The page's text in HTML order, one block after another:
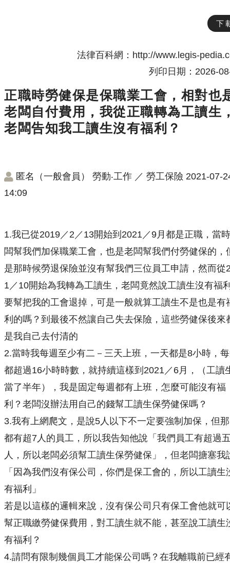
下
法律百科網：http://www.legis-
列印日期：2026-
正職時勞健保是保職業工會，相對也
老闆自付費用，我從正職轉為工讀生
老闆告知我工讀生沒有福利？
匿名（一般會員） 勞動‧工作 ／ 勞工保險 2021-07-
14:09
1.我已從2019／2／13開始到2021／9月都是正職，當
闆幫我們加保職業工會，也是老闆幫我們付勞健保的，
是那時候勞退保險並沒有幫我們三位員工申請，然而從
1／10開始為我轉為工讀生，老闆竟然說工讀生沒有福
要幫把我的工會退掉，可是一般就算工讀生不是也是有
利的嗎？到最後不然讓自己失去保險，這些勞健保後來
是我自己去付清的
2.當時我每週至少有二－三天上班，一天都是8小時，
都超過16小時時數，就持續這樣到2021／6月，（工讀
當了半年），我是固定每週都有上班，怎麼可能沒有福
利？老闆沒辦法用自己的錢幫工讀生保勞健保嗎？
3.我有上網爬文，是說5人以下不一定要強制加保，但
都有超7人的員工，所以我告知他說「我們員工有超過
人，所以老闆必須幫工讀生保勞健保」，但老闆搪塞我
「因為我們沒有保公司，你們是保工會的，所以工讀生
有福利」
若是以這樣的邏輯來說，沒有保公司只有保工會他就可
幫正職繳勞健保費用，對工讀生就不能，甚至說工讀生
有福利？
4.請問有限制幾個員工才能保公司嗎？在我離職前已經